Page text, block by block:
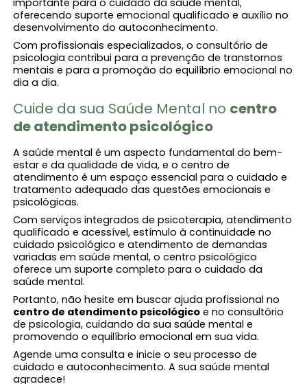
importante para o cuidado da saúde mental,
oferecendo suporte emocional qualificado e auxílio no
desenvolvimento do autoconhecimento.
Com profissionais especializados, o consultório de
psicologia contribui para a prevenção de transtornos
mentais e para a promoção do equilíbrio emocional no
dia a dia.
Cuide da sua Saúde Mental no centro
de atendimento psicológico​
A saúde mental é um aspecto fundamental do bem-
estar e da qualidade de vida, e o centro de
atendimento é um espaço essencial para o cuidado e
tratamento adequado das questões emocionais e
psicológicas.
Com serviços integrados de psicoterapia, atendimento
qualificado e acessível, estímulo à continuidade no
cuidado psicológico e atendimento de demandas
variadas em saúde mental, o centro psicológico
oferece um suporte completo para o cuidado da
saúde mental.
Portanto, não hesite em buscar ajuda profissional no
centro de atendimento psicológico​ e no consultório
de psicologia, cuidando da sua saúde mental e
promovendo o equilíbrio emocional em sua vida.
Agende uma consulta e inicie o seu processo de
cuidado e autoconhecimento. A sua saúde mental
agradece!